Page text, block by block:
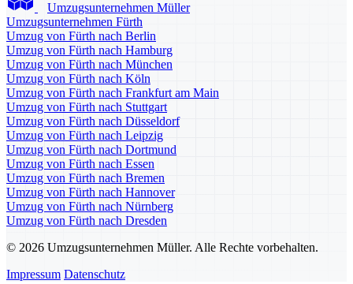
Umzugsunternehmen Müller
Umzugsunternehmen Fürth
Umzug von Fürth nach Berlin
Umzug von Fürth nach Hamburg
Umzug von Fürth nach München
Umzug von Fürth nach Köln
Umzug von Fürth nach Frankfurt am Main
Umzug von Fürth nach Stuttgart
Umzug von Fürth nach Düsseldorf
Umzug von Fürth nach Leipzig
Umzug von Fürth nach Dortmund
Umzug von Fürth nach Essen
Umzug von Fürth nach Bremen
Umzug von Fürth nach Hannover
Umzug von Fürth nach Nürnberg
Umzug von Fürth nach Dresden
© 2026 Umzugsunternehmen Müller. Alle Rechte vorbehalten.
Impressum Datenschutz